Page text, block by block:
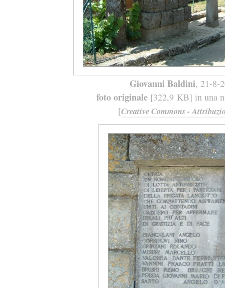
Giovanni Baldini, 21-8-
foto originale [322,9 KB] in una
[Creative Commons -